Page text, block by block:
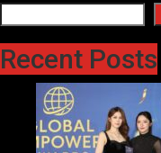
ค้นหา
Recent Posts